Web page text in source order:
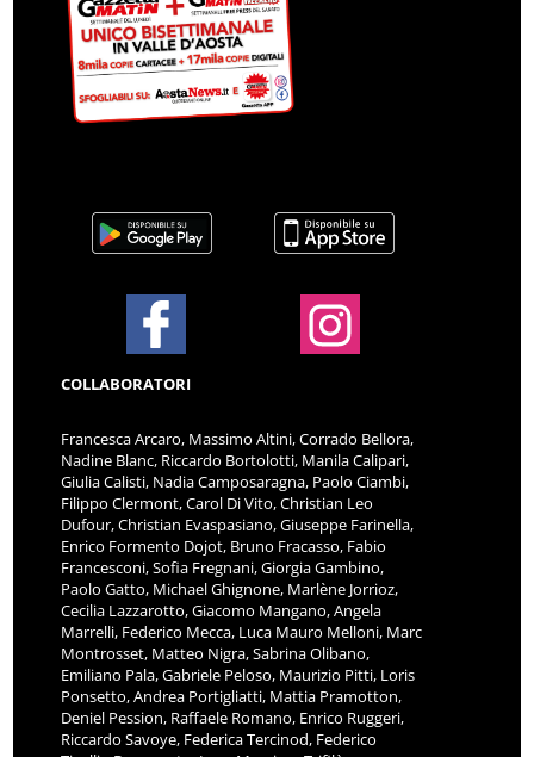
COLLABORATORI
Francesca Arcaro, Massimo Altini, Corrado Bellora,
Nadine Blanc, Riccardo Bortolotti, Manila Calipari,
Giulia Calisti, Nadia Camposaragna, Paolo Ciambi,
Filippo Clermont, Carol Di Vito, Christian Leo
Dufour, Christian Evaspasiano, Giuseppe Farinella,
Enrico Formento Dojot, Bruno Fracasso, Fabio
Francesconi, Sofia Fregnani, Giorgia Gambino,
Paolo Gatto, Michael Ghignone, Marlène Jorrioz,
Cecilia Lazzarotto, Giacomo Mangano, Angela
Marrelli, Federico Mecca, Luca Mauro Melloni, Marc
Montrosset, Matteo Nigra, Sabrina Olibano,
Emiliano Pala, Gabriele Peloso, Maurizio Pitti, Loris
Ponsetto, Andrea Portigliatti, Mattia Pramotton,
Deniel Pession, Raffaele Romano, Enrico Ruggeri,
Riccardo Savoye, Federica Tercinod, Federico